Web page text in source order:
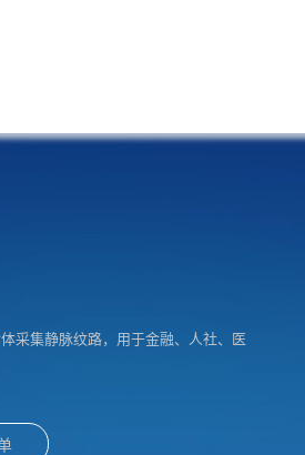
采集静脉纹路，用于金融、人社、医